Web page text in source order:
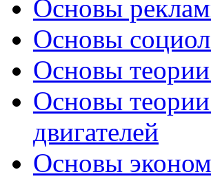
Основы
Основы
Основы теории
Основы теории
двигателей
Основы